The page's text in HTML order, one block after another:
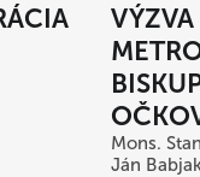
VÝZVA
Mons.
Ján